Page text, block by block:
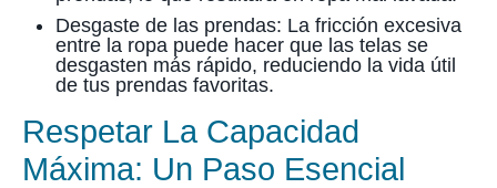
Desgaste de las prendas: La fricción excesiva
entre la ropa puede hacer que las telas se
desgasten más rápido, reduciendo la vida útil
de tus prendas favoritas.
Respetar La Capacidad
Máxima: Un Paso Esencial